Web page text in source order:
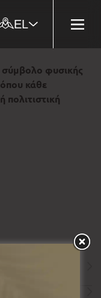
EL
φυσικής
όπου κάθε
πολιτιστική